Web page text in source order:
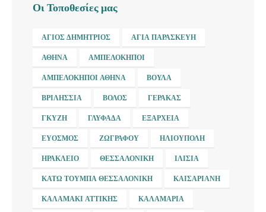
Οι Τοποθεσίες μας
ΆΓΙΟΣ ΔΗΜΉΤΡΙΟΣ ΑΓΊΑ ΠΑΡΑΣΚΕΥΉ
ΑΘΉΝΑ ΑΜΠΕΛΌΚΗΠΟΙ
ΑΜΠΕΛΌΚΗΠΟΙ ΑΘΉΝΑ ΒΟΎΛΑ
ΒΡΙΛΉΣΣΙΑ ΒΌΛΟΣ ΓΈΡΑΚΑΣ
ΓΚΎΖΗ ΓΛΥΦΆΔΑ ΕΞΆΡΧΕΙΑ
ΕΎΟΣΜΟΣ ΖΩΓΡΆΦΟΥ ΗΛΙΟΎΠΟΛΗ
ΗΡΆΚΛΕΙΟ ΘΕΣΣΑΛΟΝΊΚΗ ΙΛΊΣΙΑ
ΚΆΤΩ ΤΟΎΜΠΑ ΘΕΣΣΑΛΟΝΊΚΗ ΚΑΙΣΑΡΙΑΝΉ
ΚΑΛΑΜΆΚΙ ΑΤΤΙΚΉΣ ΚΑΛΑΜΑΡΙΆ